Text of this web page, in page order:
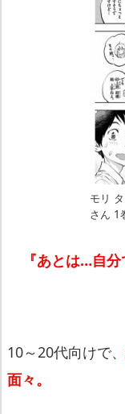
モリ
さん 1
『あとは…自
10～20代向けで、
面々。